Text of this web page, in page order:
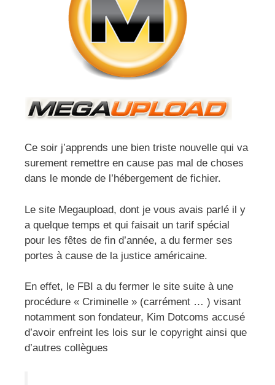
Ce soir j’apprends une bien triste nouvelle qui va
surement remettre en cause pas mal de choses
dans le monde de l’hébergement de fichier.
Le site Megaupload, dont je vous avais parlé il y
a quelque temps et qui faisait un tarif spécial
pour les fêtes de fin d’année, a du fermer ses
portes à cause de la justice américaine.
En effet, le FBI a du fermer le site suite à une
procédure « Criminelle » (carrément … ) visant
notamment son fondateur, Kim Dotcoms accusé
d’avoir enfreint les lois sur le copyright ainsi que
d’autres collègues